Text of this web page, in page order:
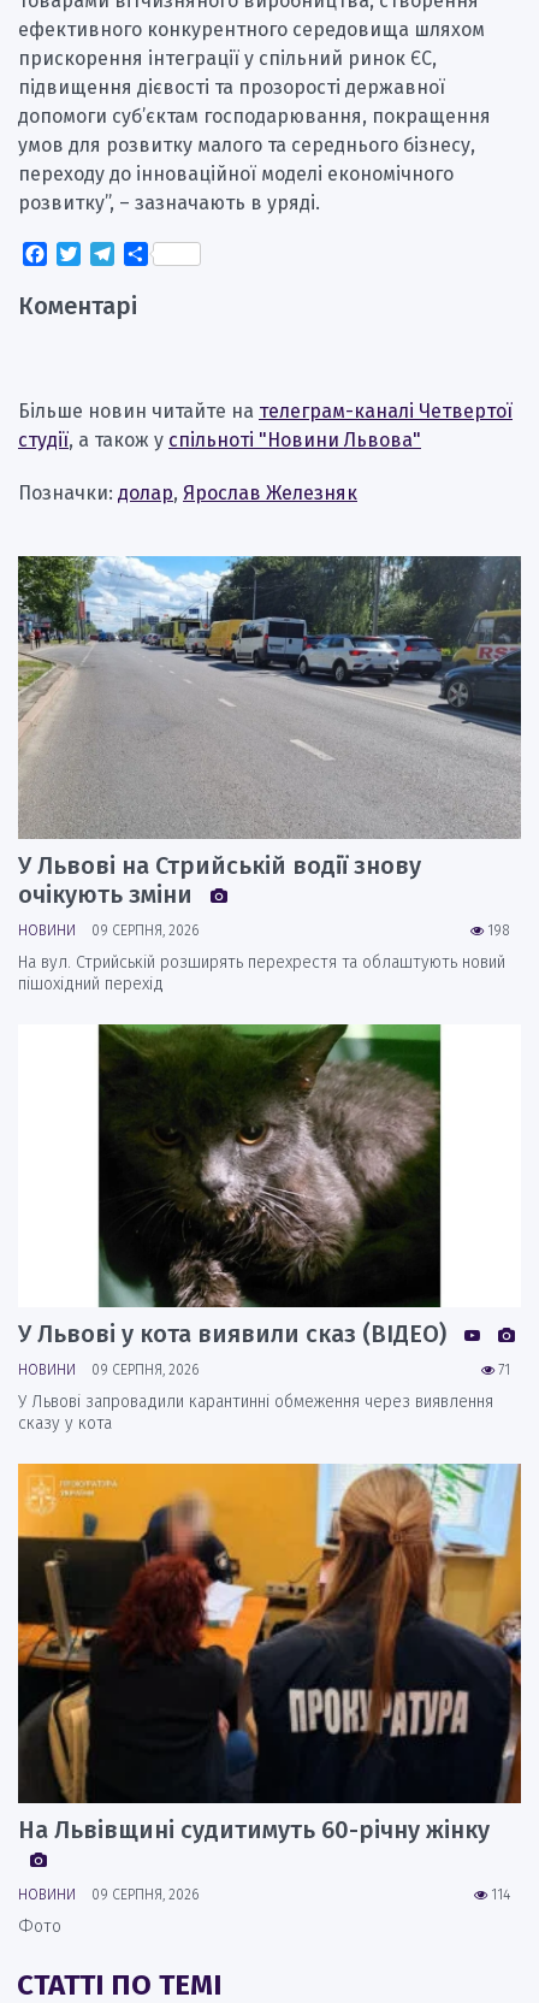
ефективного конкурентного середовища шляхом
прискорення інтеграції у спільний ринок ЄС,
підвищення дієвості та прозорості державної
допомоги суб’єктам господарювання, покращення
умов для розвитку малого та середнього бізнесу,
переходу до інноваційної моделі економічного
розвитку”, – зазначають в уряді.
Facebook
TwitterTelegram
Поділитися
Коментарі
Більше новин читайте на телеграм-каналі Четвертої
студії, а також у спільноті "Новини Львова"
Позначки: долар, Ярослав Железняк
У Львові на Стрийській водії знову
очікують зміни
198
НОВИНИ 09 СЕРПНЯ, 2026
На вул. Стрийській розширять перехрестя та облаштують новий
пішохідний перехід
У Львові у кота виявили сказ (ВІДЕО)
71
НОВИНИ 09 СЕРПНЯ, 2026
У Львові запровадили карантинні обмеження через виявлення
сказу у кота
На Львівщині судитимуть 60-річну жінку
114
НОВИНИ 09 СЕРПНЯ, 2026
Фото
СТАТТІ ПО ТЕМІ